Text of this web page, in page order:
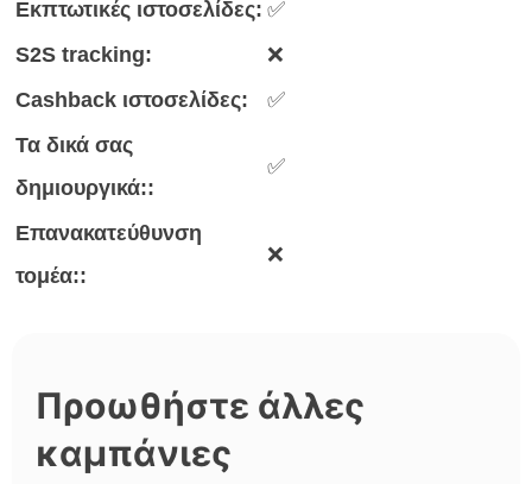
Εκπτωτικές ιστοσελίδες: ✅
S2S tracking:
❌
Cashback ιστοσελίδες:
✅
Τα δικά σας
δημιουργικά::
✅
Επανακατεύθυνση
τομέα::
❌
Προωθήστε άλλες
καμπάνιες